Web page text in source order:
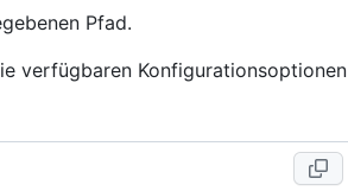
Pfad.
verfügbaren Konfigurationsoptionen